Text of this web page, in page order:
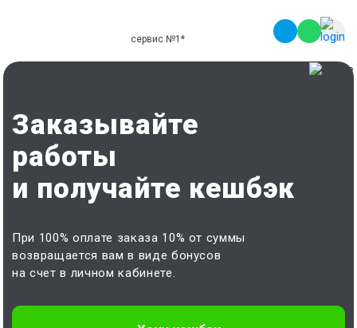
сервис №1 *
Заказывайте
работы
и получайте кешбэк
При 100% оплате заказа 10% от суммы
возвращается вам в виде бонусов
на счет в личном кабинете.